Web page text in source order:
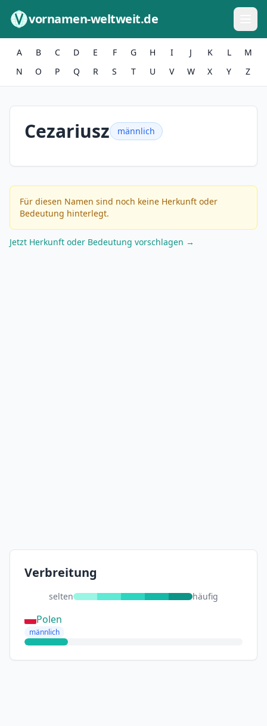
vornamen-weltweit.de
A B C D E F G H I J K L
M
N
O P Q R S T U V W X Y Z
Cezariusz männlich
Für diesen Namen sind noch keine Herkunft oder
Bedeutung hinterlegt.
Jetzt Herkunft oder Bedeutung vorschlagen →
Verbreitung
selten häufig
Polen
männlich